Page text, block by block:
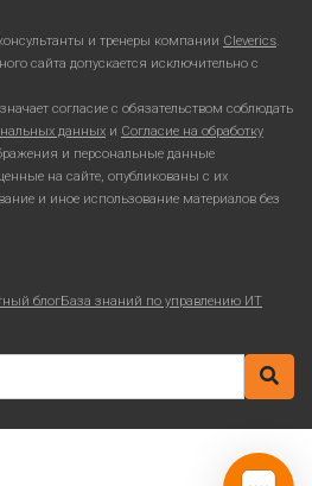
и тренеры компании Cleverics.
сайта допускается исключительно с
согласие с обязательством соблюдать
данных и Согласие на обработку
и персональные данные
на сайте, опубликованы с их
и иное использование материалов без
блогБаза знаний по управлению ИТ